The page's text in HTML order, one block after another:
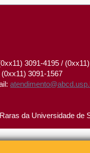
3091-4195 /
(0xx11) 3091-1567
da Universidade de